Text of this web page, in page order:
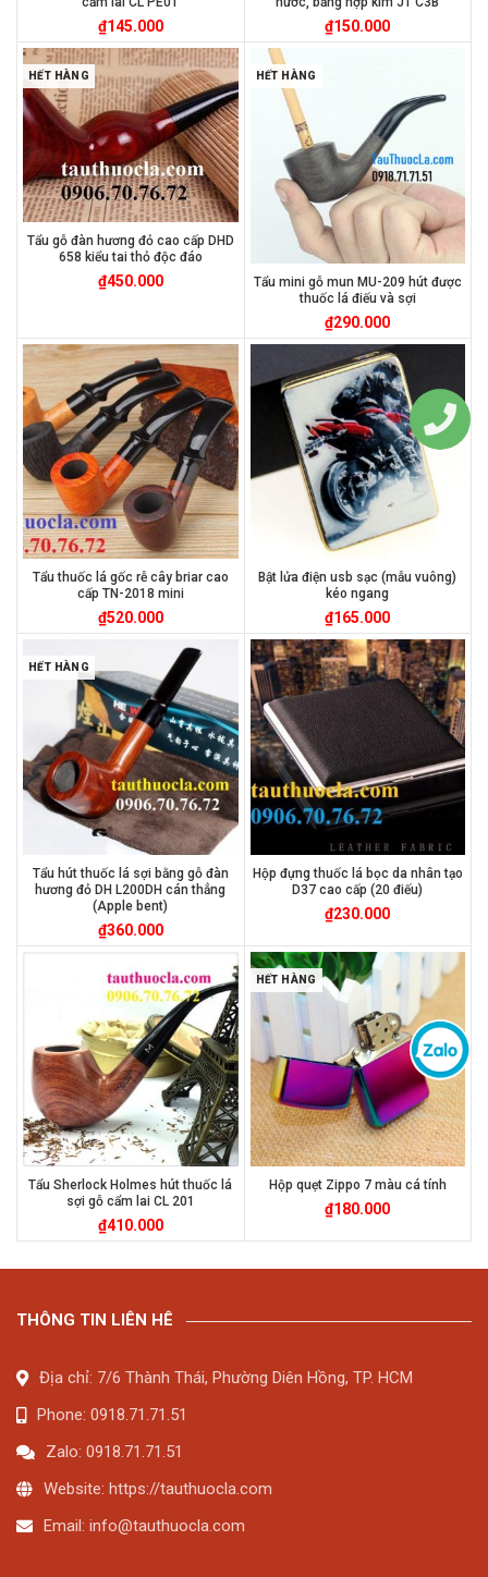
₫145.000 ₫150.000
HẾT HÀNG
Tẩu gỗ đàn hương đỏ cao cấp DHD
658 kiểu tai thỏ độc đáo
₫450.000
HẾT HÀNG
Tẩu mini gỗ mun MU-209 hút được
thuốc lá điếu và sợi
₫290.000
Tẩu thuốc lá gốc rễ cây briar cao
cấp TN-2018 mini
₫520.000
Bật lửa điện usb sạc (mẫu vuông)
kéo ngang
₫165.000
HẾT HÀNG
Tẩu hút thuốc lá sợi bằng gỗ đàn
hương đỏ DH L200DH cán thẳng
(Apple bent)
₫360.000
Hộp đựng thuốc lá bọc da nhân tạo
D37 cao cấp (20 điếu)
₫230.000
Tẩu Sherlock Holmes hút thuốc lá
sợi gỗ cẩm lai CL 201
₫410.000
HẾT HÀNG
Hộp quẹt Zippo 7 màu cá tính
₫180.000
THÔNG TIN LIÊN HÊ
Địa chỉ: 7/6 Thành Thái, Phường Diên Hồng, TP. HCM
Phone: 0918.71.71.51
Zalo: 0918.71.71.51
Website: https://tauthuocla.com
Email: info@tauthuocla.com